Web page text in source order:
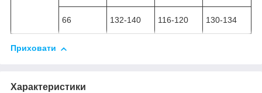
66 132-140 116-120 130-134
Приховати
Характеристики